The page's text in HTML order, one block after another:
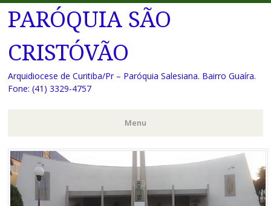
PARÓQUIA SÃO
CRISTÓVÃO
Arquidiocese de Curitiba/Pr – Paróquia Salesiana. Bairro Guaíra.
Fone: (41) 3329-4757
Menu
Pular
para
o
conteúdo